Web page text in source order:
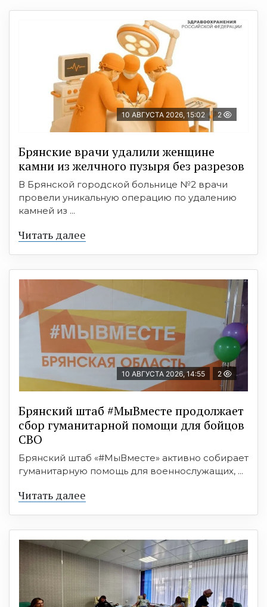
10 АВГУСТА 2026, 15:02 2
Брянские врачи удалили женщине
камни из желчного пузыря без разрезов
В Брянской городской больнице №2 врачи
провели уникальную операцию по удалению
камней из ...
Читать далее
10 АВГУСТА 2026, 14:55 2
Брянский штаб #МыВместе продолжает
сбор гуманитарной помощи для бойцов
СВО
Брянский штаб «#МыВместе» активно собирает
гуманитарную помощь для военнослужащих, ...
Читать далее